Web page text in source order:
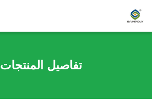
تفاصيل المنتجات